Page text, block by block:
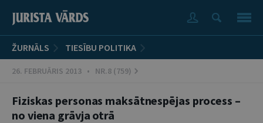
ŽURNĀLS TIESĪBU POLITIKA
26. FEBRUĀRIS 2013 • NR.8 (759)
Fiziskas personas maksātnespējas process –
no viena grāvja otrā